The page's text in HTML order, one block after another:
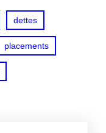
dettes
placements